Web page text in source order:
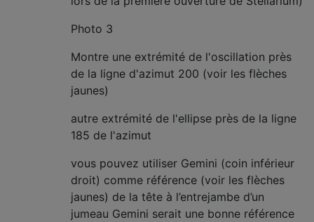
Photo 3
Montre une extrémité de l'oscillation près
de la ligne d'azimut 200 (voir les flèches
jaunes)
autre extrémité de l'ellipse près de la ligne
185 de l'azimut
vous pouvez utiliser Gemini (coin inférieur
droit) comme référence (voir les flèches
jaunes) de la tête à l’entrejambe d’un
jumeau Gemini serait une bonne référence